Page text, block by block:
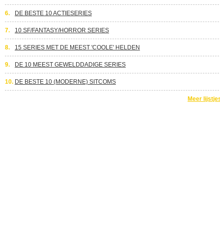
6. DE BESTE 10 ACTIESERIES
7. 10 SF/FANTASY/HORROR SERIES
8. 15 SERIES MET DE MEEST 'COOLE' HELDEN
9. DE 10 MEEST GEWELDDADIGE SERIES
10. DE BESTE 10 (MODERNE) SITCOMS
Meer